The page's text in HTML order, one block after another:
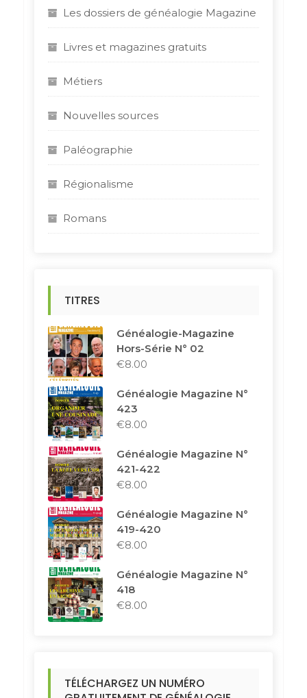
Les dossiers de généalogie Magazine
Livres et magazines gratuits
Métiers
Nouvelles sources
Paléographie
Régionalisme
Romans
TITRES
Généalogie-Magazine
Hors-Série N° 02
€8.00
Généalogie Magazine N°
423
€8.00
Généalogie Magazine N°
421-422
€8.00
Généalogie Magazine N°
419-420
€8.00
Généalogie Magazine N°
418
€8.00
TÉLÉCHARGEZ UN NUMÉRO